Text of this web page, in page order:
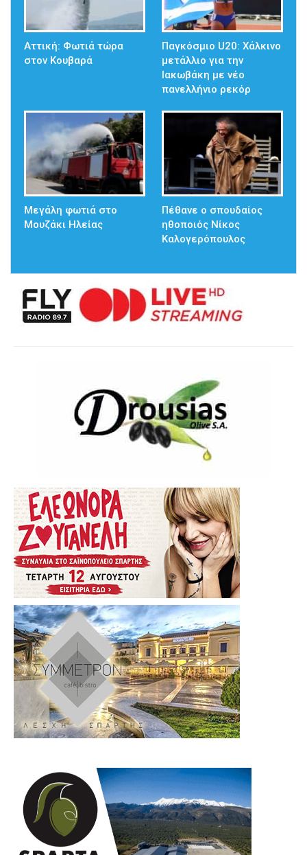
Αττική: Φωτιά τώρα
στον Κουβαρά
Παγκόσμιο U20: Χάλκινο
μετάλλιο για την
Ιακωβάκη με νέο
πανελλήνιο ρεκόρ
Μεγάλη φωτιά στο
Μουζάκι Ηλείας
Πέθανε ο σπουδαίος
ηθοποιός Νίκος
Καλογερόπουλος